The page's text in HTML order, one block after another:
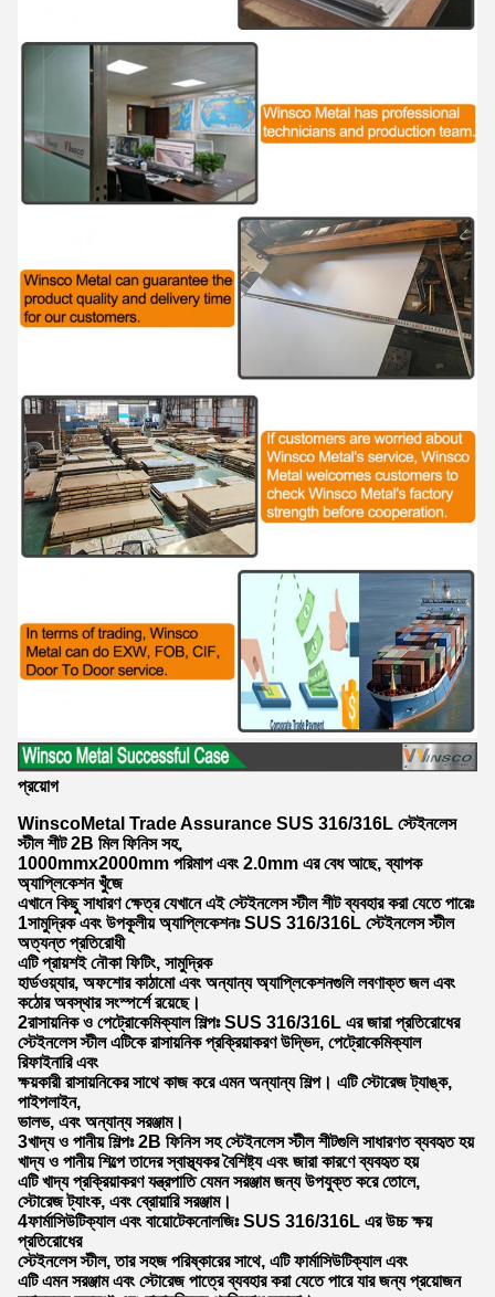
প্রয়োগ
WinscoMetal Trade Assurance SUS 316/316L স্টেইনলেস
স্টীল শীট 2B মিল ফিনিস সহ,
1000mmx2000mm পরিমাপ এবং 2.0mm এর বেধ আছে, ব্যাপক
অ্যাপ্লিকেশন খুঁজে
এখানে কিছু সাধারণ ক্ষেত্র যেখানে এই স্টেইনলেস স্টীল শীট ব্যবহার করা যেতে পারেঃ
1সামুদ্রিক এবং উপকূলীয় অ্যাপ্লিকেশনঃ SUS 316/316L স্টেইনলেস স্টীল
অত্যন্ত প্রতিরোধী
এটি প্রায়শই নৌকা ফিটিং, সামুদ্রিক
হার্ডওয়্যার, অফশোর কাঠামো এবং অন্যান্য অ্যাপ্লিকেশনগুলি লবণাক্ত জল এবং
কঠোর অবস্থার সংস্পর্শে রয়েছে।
2রাসায়নিক ও পেট্রোকেমিক্যাল শিল্পঃ SUS 316/316L এর জারা প্রতিরোধের
স্টেইনলেস স্টীল এটিকে রাসায়নিক প্রক্রিয়াকরণ উদ্ভিদ, পেট্রোকেমিক্যাল
রিফাইনারি এবং
ক্ষয়কারী রাসায়নিকের সাথে কাজ করে এমন অন্যান্য শিল্প। এটি স্টোরেজ ট্যাঙ্ক,
পাইপলাইন,
ভালভ, এবং অন্যান্য সরঞ্জাম।
3খাদ্য ও পানীয় শিল্পঃ 2B ফিনিস সহ স্টেইনলেস স্টীল শীটগুলি সাধারণত ব্যবহৃত হয়
খাদ্য ও পানীয় শিল্পে তাদের স্বাস্থ্যকর বৈশিষ্ট্য এবং জারা কারণে ব্যবহৃত হয়
এটি খাদ্য প্রক্রিয়াকরণ যন্ত্রপাতি যেমন সরঞ্জাম জন্য উপযুক্ত করে তোলে,
স্টোরেজ ট্যাংক, এবং ব্রোয়ারি সরঞ্জাম।
4ফার্মাসিউটিক্যাল এবং বায়োটেকনোলজিঃ SUS 316/316L এর উচ্চ ক্ষয়
প্রতিরোধের
স্টেইনলেস স্টীল, তার সহজ পরিষ্কারের সাথে, এটি ফার্মাসিউটিক্যাল এবং
এটি এমন সরঞ্জাম এবং স্টোরেজ পাত্রে ব্যবহার করা যেতে পারে যার জন্য প্রয়োজন